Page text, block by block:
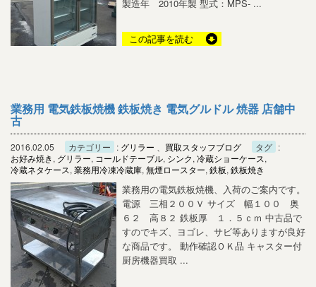
製造年 2010年製 型式：MPS- ...
この記事を読む
業務用 電気鉄板焼機 鉄板焼き 電気グルドル 焼器 店舗中
古
2016.02.05 カテゴリー : グリラー 買取スタッフブログ タグ :
お好み焼き, グリラー, コールドテーブル, シンク, 冷蔵ショーケース,
冷蔵ネタケース, 業務用冷凍冷蔵庫, 無煙ロースター, 鉄板, 鉄板焼き
業務用の電気鉄板焼機、入荷のご案内です。
電源 三相２００Ｖ サイズ 幅１００ 奥
６２ 高８２ 鉄板厚 １．５ｃｍ 中古品で
すのでキズ、ヨゴレ、サビ等ありますが良好
な商品です。 動作確認ＯＫ品 キャスター付
厨房機器買取 ...